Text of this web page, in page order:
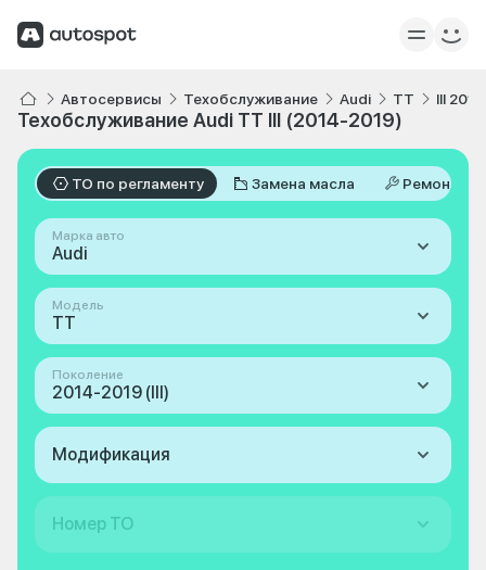
Автосервисы Техобслуживание Audi TT III
Техобслуживание Audi TT III (2014-2019)
ТО по регламенту Замена масла Ремонт
Марка авто
Audi
Модель
TT
Поколение
2014-2019 (III)
Модификация
Номер ТО